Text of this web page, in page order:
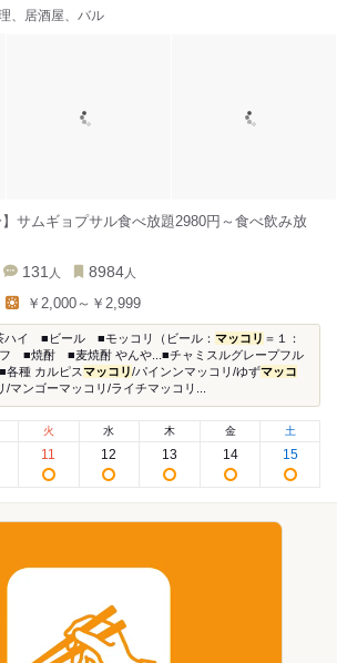
、居酒屋、バル
】サムギョプサル食べ放題2980円～食べ飲み放
131 人 8984 人
￥2,000～￥2,999
ハイ ■ビール ■モッコリ（ビール： マッコリ ＝１：
■焼酎 ■麦焼酎 やんや...■チャミスルグレープフル
種 カルピスマッコリ/パインンマッコリ/ゆずマッコ
マンゴーマッコリ/ライチマッコリ...
火
11
水
12
木
13
金
14
土
15